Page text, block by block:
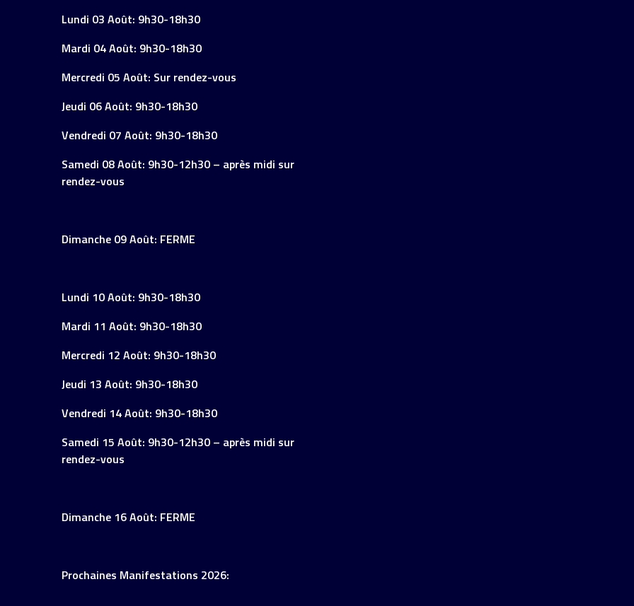
Lundi 03 Août: 9h30-18h30
Mardi 04 Août: 9h30-18h30
Mercredi 05 Août: Sur rendez-vous
Jeudi 06 Août: 9h30-18h30
Vendredi 07 Août: 9h30-18h30
Samedi 08 Août: 9h30-12h30 – après midi sur
rendez-vous
Dimanche 09 Août: FERME
Lundi 10 Août: 9h30-18h30
Mardi 11 Août: 9h30-18h30
Mercredi 12 Août: 9h30-18h30
Jeudi 13 Août: 9h30-18h30
Vendredi 14 Août: 9h30-18h30
Samedi 15 Août: 9h30-12h30 – après midi sur
rendez-vous
Dimanche 16 Août: FERME
Prochaines Manifestations 2026: